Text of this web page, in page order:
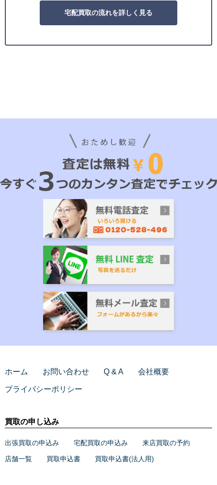
宅配買取の流れを詳しく見る
ホーム お問い合わせ Q & A 会社概要
プライバシーポリシー
買取の申し込み
出張買取の申込み 宅配買取の申込み 来店買取の予約
店舗一覧 買取申込書 買取申込書(法人用)